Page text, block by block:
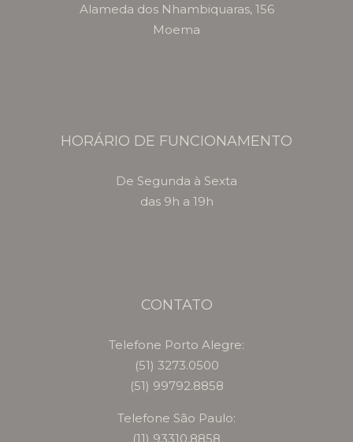
Alameda dos Nhambiquaras, 156
Moema
HORÁRIO DE FUNCIONAMENTO
De Segunda à Sexta
das 9h a 19h
CONTATO
Telefone Porto Alegre:
(51) 3273.0500
(51) 99792.8858
Telefone São Paulo:
(11) 93310.8858